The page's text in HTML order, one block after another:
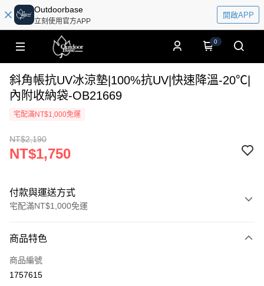
Outdoorbase
立刻使用官方APP
開啟APP
0
斜角帳抗UV冰涼墊|100%抗UV|快速降溫-20℃|
內附收納袋-OB21669
宅配滿NT$1,000免運
NT$2,190
NT$1,750
付款與運送方式
宅配滿NT$1,000免運
信用卡一次付款
LINE Pay
商品特色
商品編號
1757615